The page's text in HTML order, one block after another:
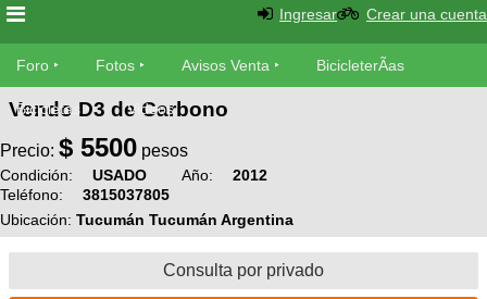
Foro
Foro
TÃ©cnica
MecÃ¡nica
Fotos
SUBÃ
tu foto
Avisos
Ventas
as
Ingresar Crear una cuenta
Foro Fotos Avisos Venta BicicleterÃ­as
Bicicletas Videos
Vendo D3 de Carbono
Precio: $ 5500 pesos
Condición: USADO Año:
2012
Teléfono:
3815037805
Ubicación: Tucumán Tucumán Argentina
Consulta por privado